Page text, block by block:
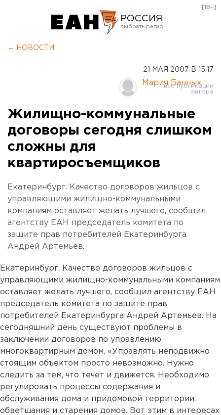
РОССИЯ
Курган
Оренбург
[18+]
← НОВОСТИ
21 МАЯ 2007 В 15:17
Мария Банных
Жилищно-коммунальные
договоры сегодня слишком
сложны для
квартиросъемщиков
Екатеринбург. Качество договоров жильцов с
управляющими жилищно-коммунальными
компаниям оставляет желать лучшего, сообщил
агентству ЕАН председатель комитета по
защите прав потребителей Екатеринбурга
Андрей Артемьев.
Екатеринбург. Качество договоров жильцов с
управляющими жилищно-коммунальными компаниям
оставляет желать лучшего, сообщил агентству ЕАН
председатель комитета по защите прав
потребителей Екатеринбурга Андрей Артемьев. На
сегодняшний день существуют проблемы в
заключении договоров по управлению
многоквартирным домом. «Управлять неподвижно
стоящим объектом просто невозможно. Нужно
следить за тем, что течет и движется. Необходимо
регулировать процессы содержания и
обслуживания дома и придомовой территории,
обветшания и старения домов. Вот этим в интересах